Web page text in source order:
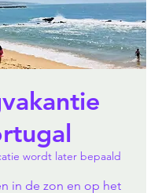
wordt later bepaald
in de zon en op het